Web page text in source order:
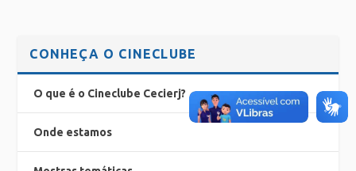
CONHEÇA O CINECLUBE
O que é o Cineclube Cecierj?
Onde estamos